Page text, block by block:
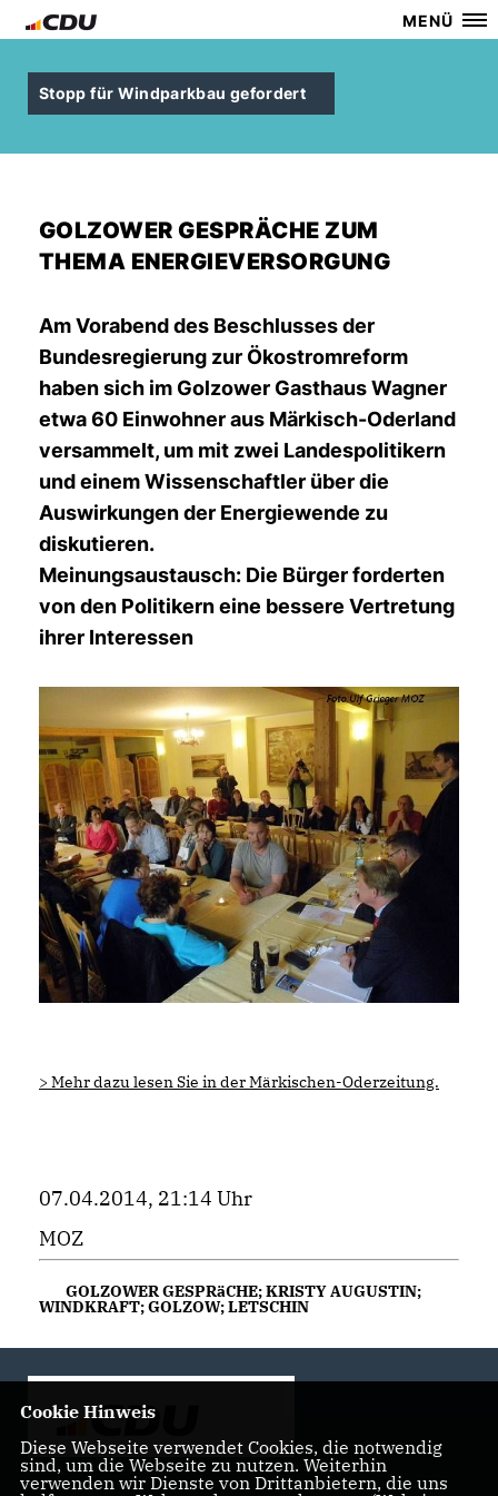
MENÜ
Stopp für Windparkbau gefordert
GOLZOWER GESPRÄCHE ZUM
THEMA ENERGIEVERSORGUNG
Am Vorabend des Beschlusses der
Bundesregierung zur Ökostromreform
haben sich im Golzower Gasthaus Wagner
etwa 60 Einwohner aus Märkisch-Oderland
versammelt, um mit zwei Landespolitikern
und einem Wissenschaftler über die
Auswirkungen der Energiewende zu
diskutieren.
Meinungsaustausch: Die Bürger forderten
von den Politikern eine bessere Vertretung
ihrer Interessen
> Mehr dazu lesen Sie in der Märkischen-Oderzeitung.
07.04.2014, 21:14 Uhr
MOZ
GOLZOWER GESPRäCHE; KRISTY AUGUSTIN;
WINDKRAFT; GOLZOW; LETSCHIN
Cookie Hinweis
Diese Webseite verwendet Cookies, die notwendig
sind, um die Webseite zu nutzen. Weiterhin
verwenden wir Dienste von Drittanbietern, die uns